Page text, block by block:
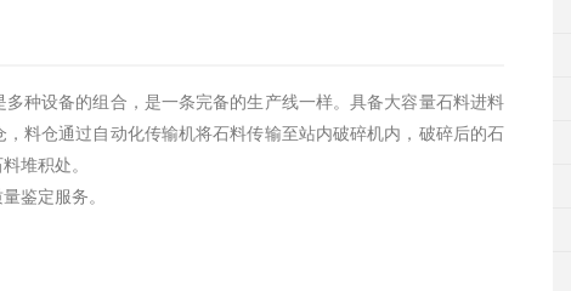
种设备的组合，是一条完备的生产线一样。具备大容量石料进料
料仓通过自动化传输机将石料传输至站内破碎机内，破碎后的石
堆积处。
鉴定服务。